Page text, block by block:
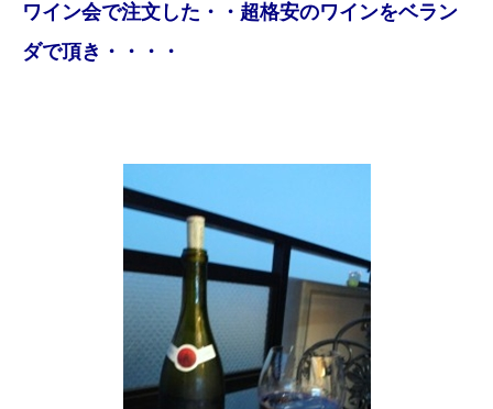
ワイン会で注文した・・超格安のワインをベラン
ダで頂き・・・・